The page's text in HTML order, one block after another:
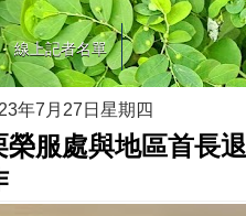
線上記者名單
年7月27日星期四
榮服處與地區首長